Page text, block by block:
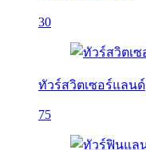
30
ทัวร์สวิตเซอร์แลนด์
75